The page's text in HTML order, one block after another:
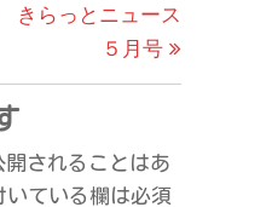
きらっとニュース
５月号
開されることはあ
いている欄は必須